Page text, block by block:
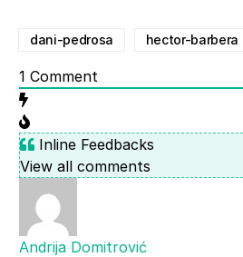
dani-pedrosa hector-barbera
1 Comment
Inline Feedbacks
View all comments
Andrija Domitrović